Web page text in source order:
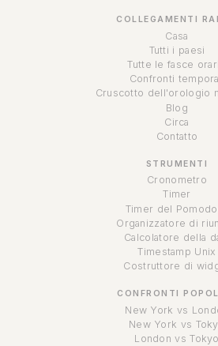
COLLEGAMENTI
Casa
Tutti i paesi
Tutte le fasce
Confronti
Cruscotto dell'orologio
Blog
Circa
Contatto
STRUMENTI
Cronometro
Timer
Timer del
Organizzatore di
Calcolatore della
Timestamp Unix
Costruttore di
CONFRONTI
New York vs
New York vs
London vs Tokyo